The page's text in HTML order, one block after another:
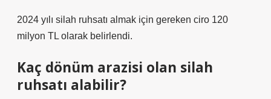
2024 yılı silah ruhsatı almak için gereken ciro 120
milyon TL olarak belirlendi.
Kaç dönüm arazisi olan silah
ruhsatı alabilir?